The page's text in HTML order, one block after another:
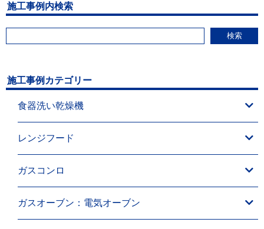
施工事例内検索
検索
施工事例カテゴリー
食器洗い乾燥機
レンジフード
ガスコンロ
ガスオーブン：電気オーブン